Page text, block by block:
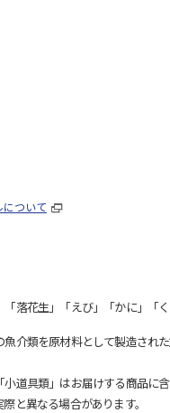
ついて
落花生」「えび」「かに」「
介類を原材料として製造され
道具類」はお届けする商品に含
と異なる場合があります。